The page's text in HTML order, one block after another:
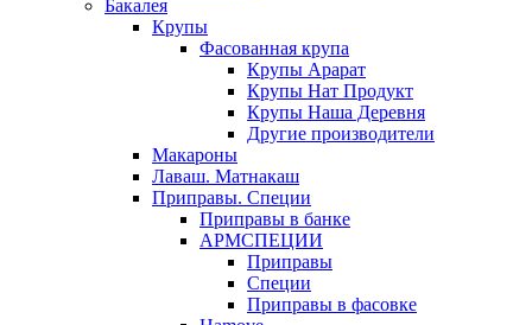
Бакалея
Крупы
Фасованная крупа
Крупы Арарат
Крупы Нат Продукт
Крупы Наша Деревня
Другие производители
Макароны
Лаваш. Матнакаш
Приправы. Специи
Приправы в банке
АРМСПЕЦИИ
Приправы
Специи
Приправы в фасовке